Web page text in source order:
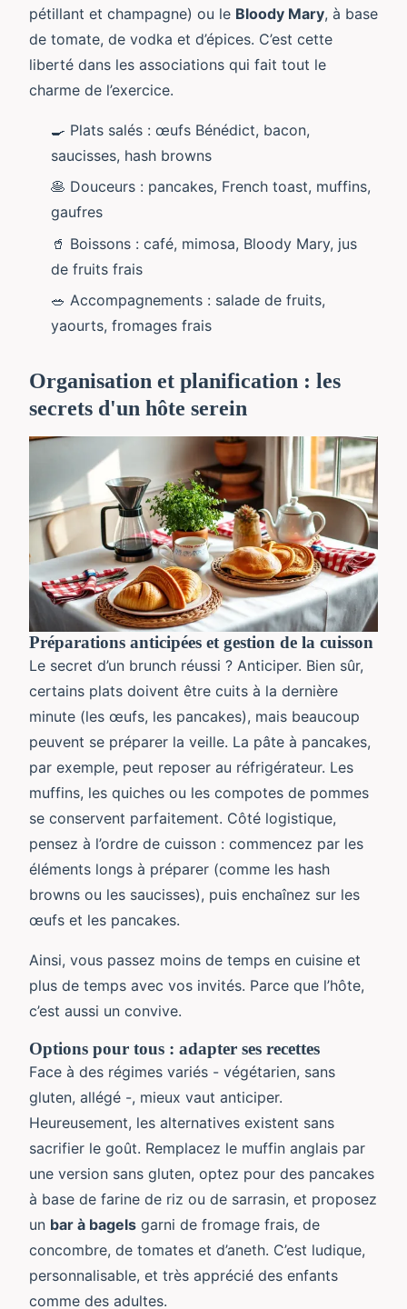
pétillant et champagne) ou le Bloody Mary, à base
de tomate, de vodka et d’épices. C’est cette
liberté dans les associations qui fait tout le
charme de l’exercice.
🍳 Plats salés : œufs Bénédict, bacon,
saucisses, hash browns
🥞 Douceurs : pancakes, French toast, muffins,
gaufres
🥤 Boissons : café, mimosa, Bloody Mary, jus
de fruits frais
🥗 Accompagnements : salade de fruits,
yaourts, fromages frais
Organisation et planification : les
secrets d'un hôte serein
Préparations anticipées et gestion de la cuisson
Le secret d’un brunch réussi ? Anticiper. Bien sûr,
certains plats doivent être cuits à la dernière
minute (les œufs, les pancakes), mais beaucoup
peuvent se préparer la veille. La pâte à pancakes,
par exemple, peut reposer au réfrigérateur. Les
muffins, les quiches ou les compotes de pommes
se conservent parfaitement. Côté logistique,
pensez à l’ordre de cuisson : commencez par les
éléments longs à préparer (comme les hash
browns ou les saucisses), puis enchaînez sur les
œufs et les pancakes.
Ainsi, vous passez moins de temps en cuisine et
plus de temps avec vos invités. Parce que l’hôte,
c’est aussi un convive.
Options pour tous : adapter ses recettes
Face à des régimes variés - végétarien, sans
gluten, allégé -, mieux vaut anticiper.
Heureusement, les alternatives existent sans
sacrifier le goût. Remplacez le muffin anglais par
une version sans gluten, optez pour des pancakes
à base de farine de riz ou de sarrasin, et proposez
un bar à bagels garni de fromage frais, de
concombre, de tomates et d’aneth. C’est ludique,
personnalisable, et très apprécié des enfants
comme des adultes.